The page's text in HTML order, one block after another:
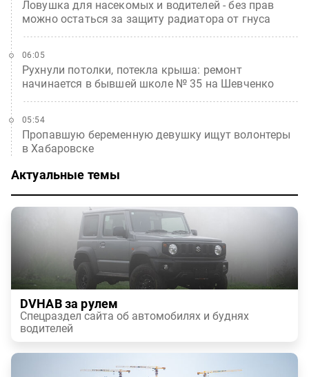
Ловушка для насекомых и водителей - без прав
можно остаться за защиту радиатора от гнуса
Рухнули потолки, потекла крыша: ремонт
начинается в бывшей школе № 35 на Шевченко
06:05
Пропавшую беременную девушку ищут волонтеры
в Хабаровске
05:54
Актуальные темы
DVHAB за рулем
Спецраздел сайта об автомобилях и буднях
водителей